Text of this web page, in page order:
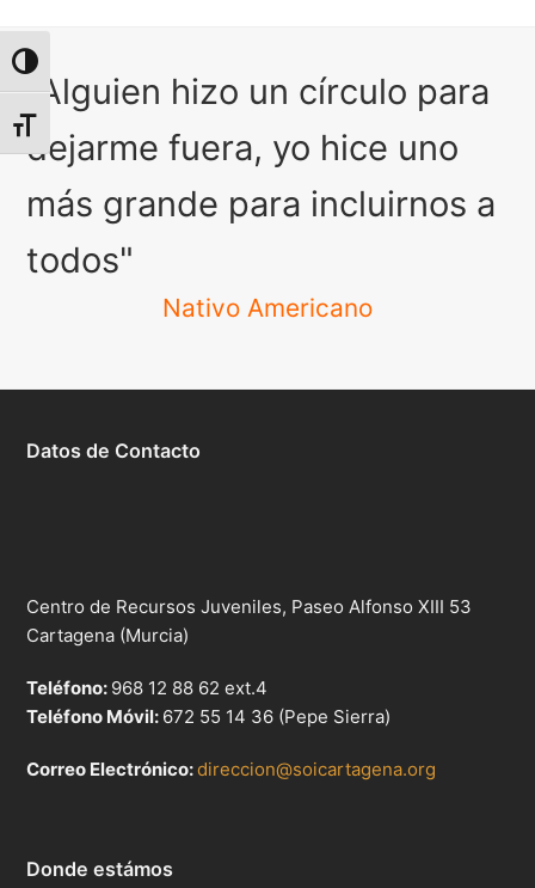
Alternar alto contraste
Alternar tamaño de letra
"Alguien hizo un círculo para
dejarme fuera, yo hice uno
más grande para incluirnos a
todos"
Nativo Americano
Datos de Contacto
Centro de Recursos Juveniles, Paseo Alfonso XIII 53
Cartagena (Murcia)
Teléfono: 968 12 88 62 ext.4
Teléfono Móvil: 672 55 14 36 (Pepe Sierra)
Correo Electrónico:direccion@soicartagena.org
Donde estámos